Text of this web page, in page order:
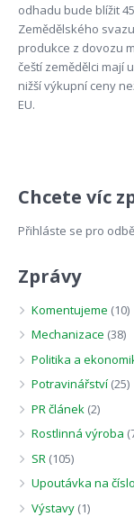
odhadu bude blížit
Zemědělského
produkce z dovozu
čeští zemědělci mají
nižší výkupní ceny
EU.
Chcete víc
Přihláste se pro
Zprávy
Komentujeme (10)
Mechanizace (38)
Politika a
Potravinářství (25)
PR článek (2)
Rostlinná výroba
SR (105)
Upoutávka na číslo
Výstavy (1)